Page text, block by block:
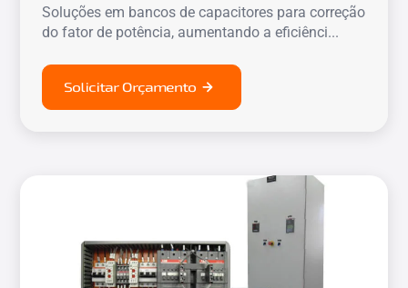
Soluções em bancos de capacitores para correção
do fator de potência, aumentando a eficiênci...
Solicitar Orçamento